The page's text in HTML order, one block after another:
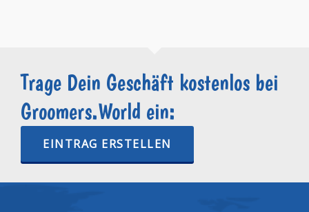
Trage Dein Geschäft kostenlos bei
Groomers.World ein:
EINTRAG ERSTELLEN